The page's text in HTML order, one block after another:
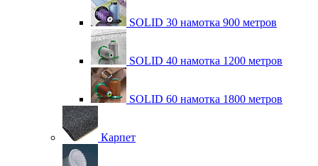
SOLID 30 намотка 900 метров
SOLID 40 намотка 1200 метров
SOLID 60 намотка 1800 метров
Карпет